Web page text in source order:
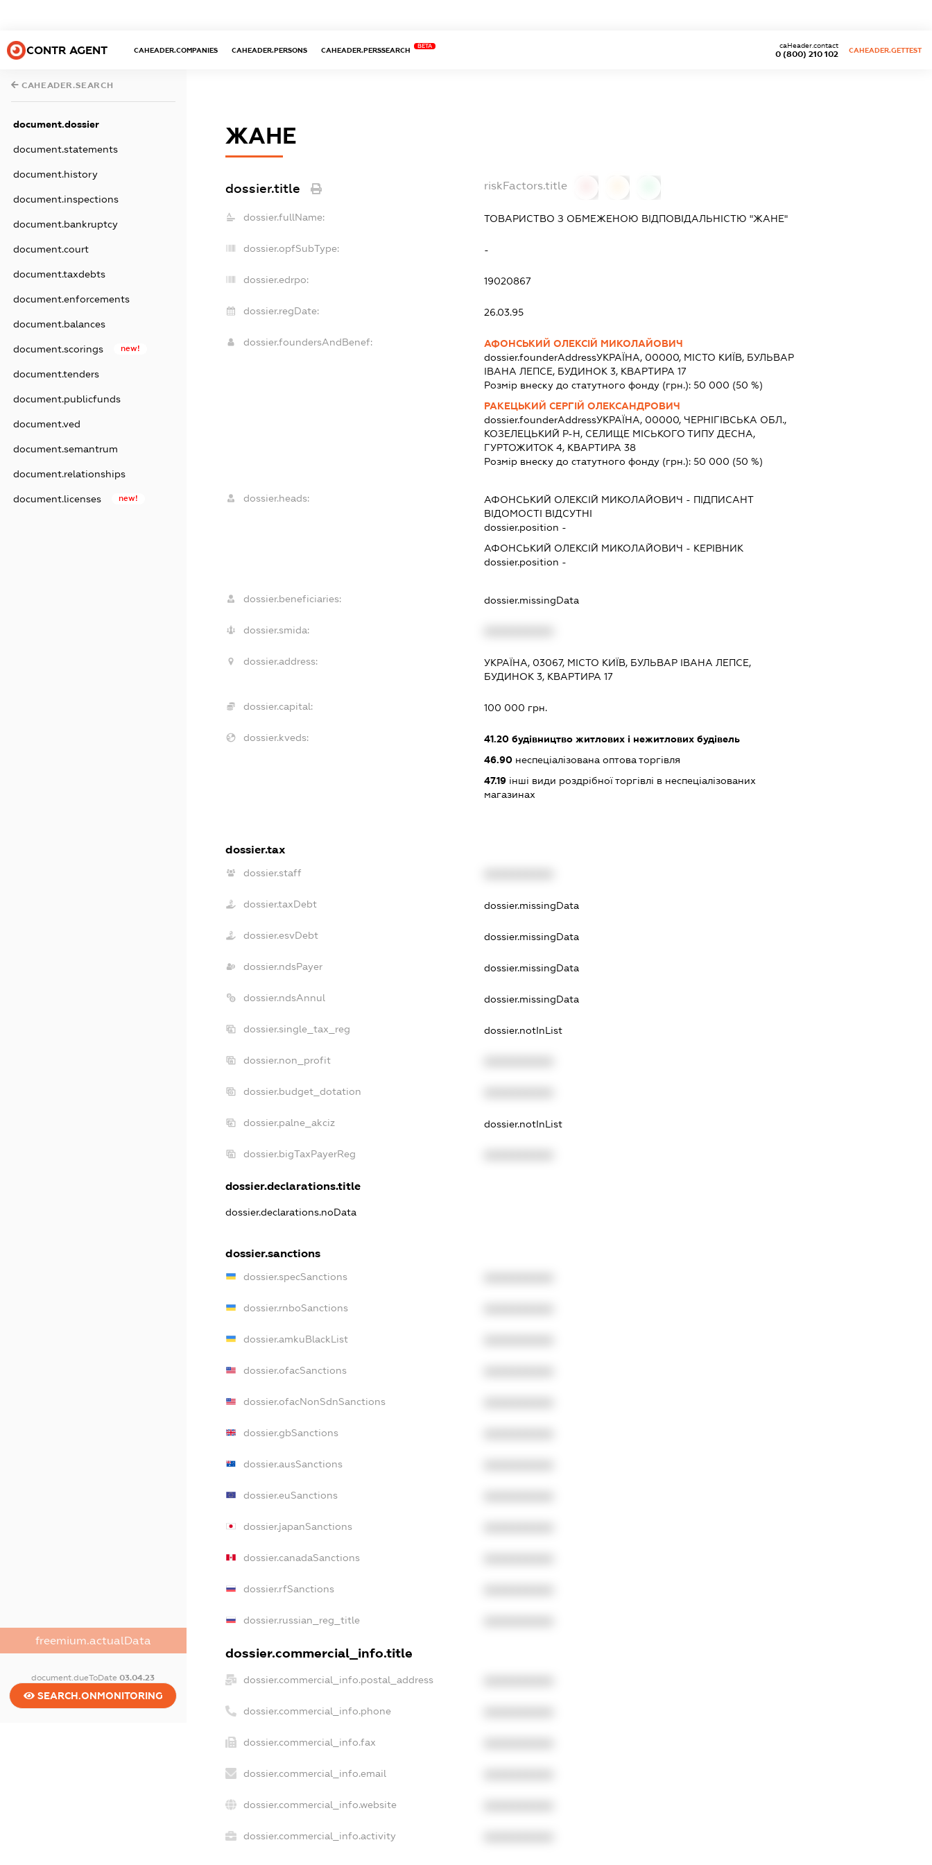
CONTR AGENT CAHEADER.COMPANIES CAHEADER.PERSONS CAHEADER.PERSSEARCH
BETA
0 (800) 210 102
caHeader.contact
CAHEADER.GETTEST
CAHEADER.SEARCH
document.dossier
document.statements
document.history
document.inspections
document.bankruptcy
document.court
document.taxdebts
document.enforcements
document.balances
document.scorings new!
document.tenders
document.publicfunds
document.ved
document.semantrum
document.relationships
document.licenses new!
freemium.actualData
document.dueToDate03.04.23
SEARCH.ONMONITORING
ЖАНЕ
dossier.title riskFactors.title
dossier.fullName: ТОВАРИСТВО З ОБМЕЖЕНОЮ ВІДПОВІДАЛЬНІСТЮ "ЖАНЕ"
dossier.opfSubType: -
dossier.edrpo: 19020867
dossier.regDate: 26.03.95
dossier.foundersAndBenef:
АФОНСЬКИЙ ОЛЕКСІЙ МИКОЛАЙОВИЧ
dossier.founderAddressУКРАЇНА, 00000, МІСТО КИЇВ, БУЛЬВАР
ІВАНА ЛЕПСЕ, БУДИНОК 3, КВАРТИРА 17
Розмір внеску до статутного фонду (грн.): 50 000 (50 %)
РАКЕЦЬКИЙ СЕРГІЙ ОЛЕКСАНДРОВИЧ
dossier.founderAddressУКРАЇНА, 00000, ЧЕРНІГІВСЬКА ОБЛ.,
КОЗЕЛЕЦЬКИЙ Р-Н, СЕЛИЩЕ МІСЬКОГО ТИПУ ДЕСНА,
ГУРТОЖИТОК 4, КВАРТИРА 38
Розмір внеску до статутного фонду (грн.): 50 000 (50 %)
dossier.heads: АФОНСЬКИЙ ОЛЕКСІЙ МИКОЛАЙОВИЧ - ПІДПИСАНТ
ВІДОМОСТІ ВІДСУТНІ
dossier.position -
АФОНСЬКИЙ ОЛЕКСІЙ МИКОЛАЙОВИЧ - КЕРІВНИК
dossier.position -
dossier.beneficiaries: dossier.missingData
dossier.smida:
dossier.address:
УКРАЇНА, 03067, МІСТО КИЇВ, БУЛЬВАР ІВАНА ЛЕПСЕ,
БУДИНОК 3, КВАРТИРА 17
dossier.capital: 100 000 грн.
dossier.kveds: 41.20будівництво житлових і нежитлових будівель
46.90неспеціалізована оптова торгівля
47.19інші види роздрібної торгівлі в неспеціалізованих
магазинах
dossier.tax
dossier.staff
dossier.taxDebt dossier.missingData
dossier.esvDebt dossier.missingData
dossier.ndsPayer dossier.missingData
dossier.ndsAnnul dossier.missingData
dossier.single_tax_reg dossier.notInList
dossier.non_profit
dossier.budget_dotation
dossier.palne_akciz dossier.notInList
dossier.bigTaxPayerReg
dossier.declarations.title
dossier.declarations.noData
dossier.sanctions
dossier.specSanctions
dossier.rnboSanctions
dossier.amkuBlackList
dossier.ofacSanctions
dossier.ofacNonSdnSanctions
dossier.gbSanctions
dossier.ausSanctions
dossier.euSanctions
dossier.japanSanctions
dossier.canadaSanctions
dossier.rfSanctions
dossier.russian_reg_title
dossier.commercial_info.title
dossier.commercial_info.postal_address
dossier.commercial_info.phone
dossier.commercial_info.fax
dossier.commercial_info.email
dossier.commercial_info.website
dossier.commercial_info.activity